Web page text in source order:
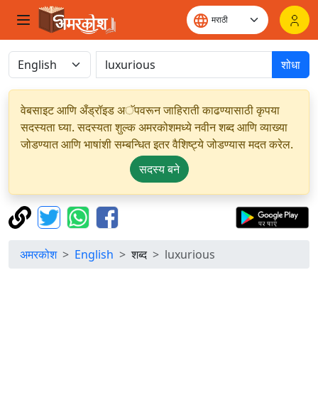
शोधा
वेबसाइट आणि अँड्रॉइड अॅपवरून जाहिराती काढण्यासाठी कृपया
सदस्यता घ्या. सदस्यता शुल्क अमरकोशमध्ये नवीन शब्द आणि व्याख्या
जोडण्यात आणि भाषांशी सम्बन्धित इतर वैशिष्ट्ये जोडण्यास मदत करेल.
सदस्य बने
अमरकोश English शब्द luxurious